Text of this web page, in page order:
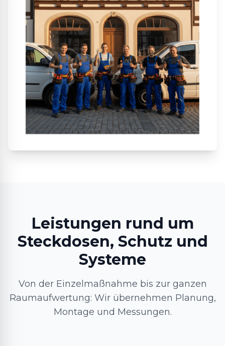
Leistungen rund um
Steckdosen, Schutz und
Systeme
Von der Einzelmaßnahme bis zur ganzen
Raumaufwertung: Wir übernehmen Planung,
Montage und Messungen.